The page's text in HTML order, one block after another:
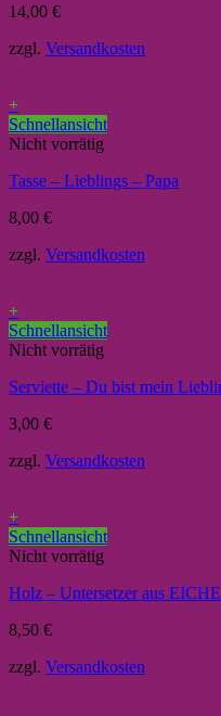
14,00 €
zzgl. Versandkosten
+
Schnellansicht
Nicht vorrätig
Tasse – Lieblings – Papa
8,00 €
zzgl. Versandkosten
+
Schnellansicht
Nicht vorrätig
Serviette – Du bist mein
3,00 €
zzgl. Versandkosten
+
Schnellansicht
Nicht vorrätig
Holz – Untersetzer aus
8,50 €
zzgl. Versandkosten